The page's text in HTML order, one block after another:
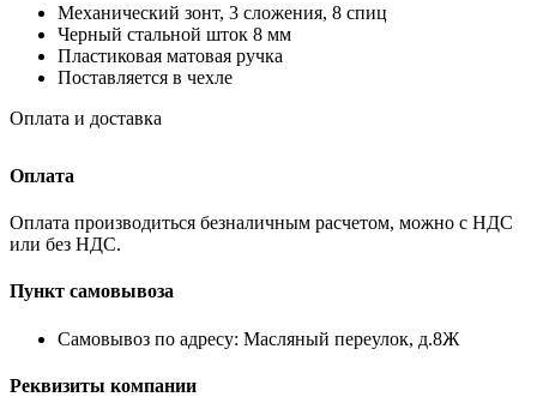
Механический зонт, 3 сложения, 8 спиц
Черный стальной шток 8 мм
Пластиковая матовая ручка
Поставляется в чехле
Оплата и доставка
Оплата
Оплата производиться безналичным расчетом, можно с НДС
или без НДС.
Пункт самовывоза
Самовывоз по адресу: Масляный переулок, д.8Ж
Реквизиты компании